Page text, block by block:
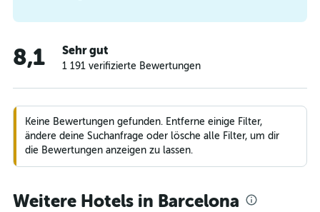
8,1 Sehr gut
1 191 verifizierte Bewertungen
Keine Bewertungen gefunden. Entferne einige Filter,
ändere deine Suchanfrage oder lösche alle Filter, um dir
die Bewertungen anzeigen zu lassen.
Weitere Hotels in Barcelona